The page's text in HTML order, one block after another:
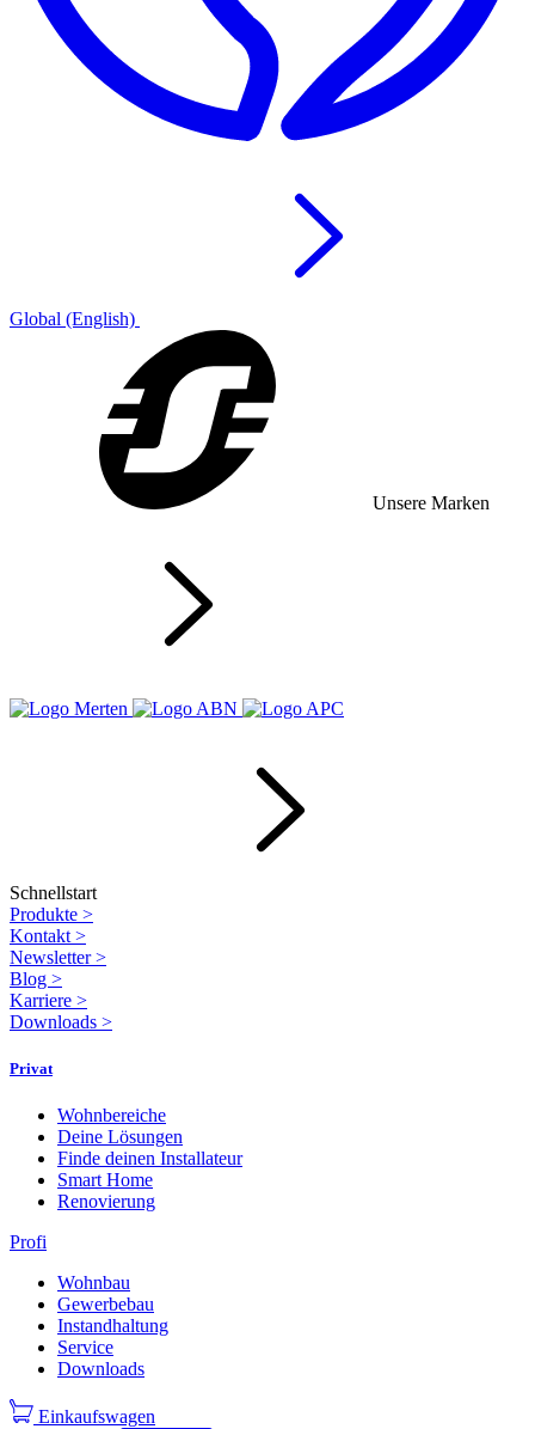
Global (English)
Unsere Marken
Schnellstart
Produkte >
Kontakt >
Newsletter>
Blog >
Karriere >
Downloads >
Privat
Wohnbereiche
Deine Lösungen
Finde deinen Installateur
Smart Home
Renovierung
Profi
Wohnbau
Gewerbebau
Instandhaltung
Service
Downloads
Einkaufswagen